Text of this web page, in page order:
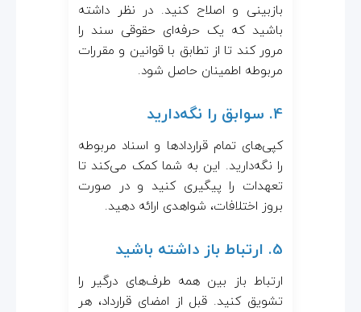
بازبینی و اصلاح کنید. در نظر داشته
باشید که یک حرفه‌ای حقوقی سند را
مرور کند تا از تطابق با قوانین و مقررات
مربوطه اطمینان حاصل شود.
4. سوابق را نگه‌دارید
کپی‌های تمام قراردادها و اسناد مربوطه
را نگه‌دارید. این به شما کمک می‌کند تا
تعهدات را پیگیری کنید و در صورت
بروز اختلافات، شواهدی ارائه دهید.
5. ارتباط باز داشته باشید
ارتباط باز بین همه طرف‌های درگیر را
تشویق کنید. قبل از امضای قرارداد، هر